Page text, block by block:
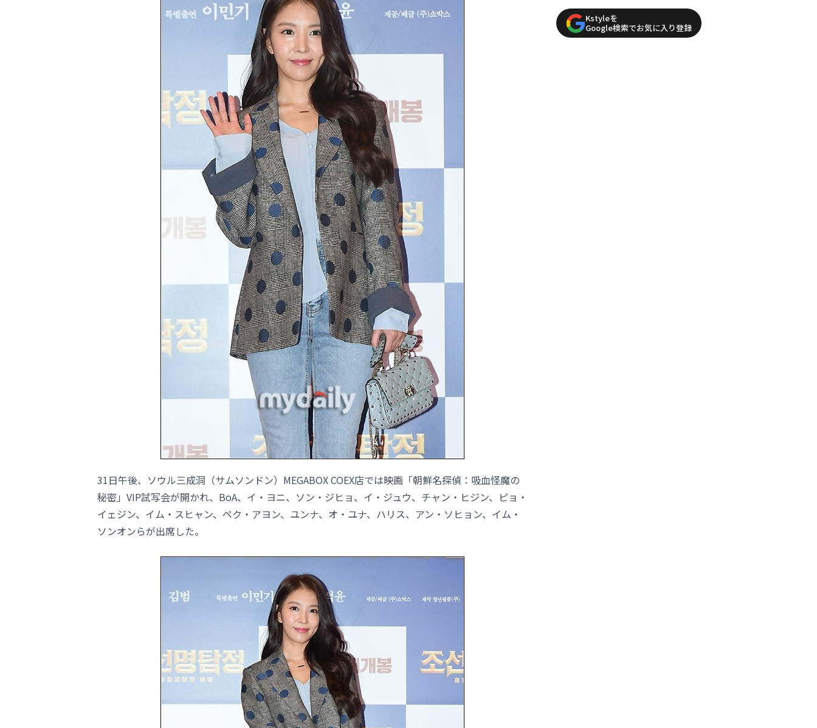
31日午後、ソウル三成洞（サムソンドン）MEGABOX COEX店では映画「朝鮮名探偵：吸血怪魔の
秘密」VIP試写会が開かれ、BoA、イ・ヨニ、ソン・ジヒョ、イ・ジュウ、チャン・ヒジン、ピョ・
イェジン、イム・スヒャン、ペク・アヨン、ユンナ、オ・ユナ、ハリス、アン・ソヒョン、イム・
ソンオンらが出席した。
Kstyleを
Google検索でお気に入り登録